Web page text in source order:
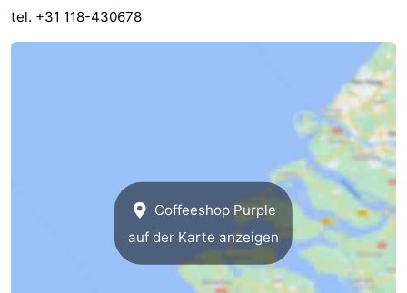
tel. +31 118-430678
Coffeeshop Purple
auf der Karte anzeigen